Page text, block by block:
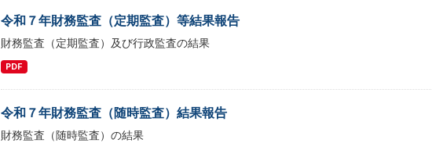
令和７年財務監査（定期監査）等結果報告
財務監査（定期監査）及び行政監査の結果
PDF
令和７年財務監査（随時監査）結果報告
財務監査（随時監査）の結果